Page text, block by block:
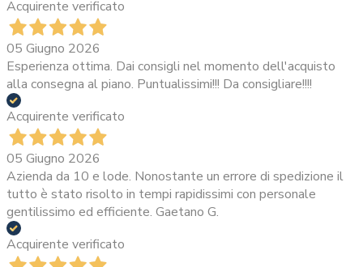
Acquirente verificato
05 Giugno 2026
Esperienza ottima. Dai consigli nel momento dell'acquisto
alla consegna al piano. Puntualissimi!!! Da consigliare!!!!
Acquirente verificato
05 Giugno 2026
Azienda da 10 e lode. Nonostante un errore di spedizione il
tutto è stato risolto in tempi rapidissimi con personale
gentilissimo ed efficiente. Gaetano G.
Acquirente verificato